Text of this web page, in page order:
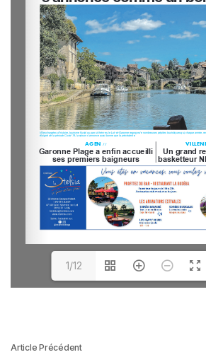
1/12
Article Précédent